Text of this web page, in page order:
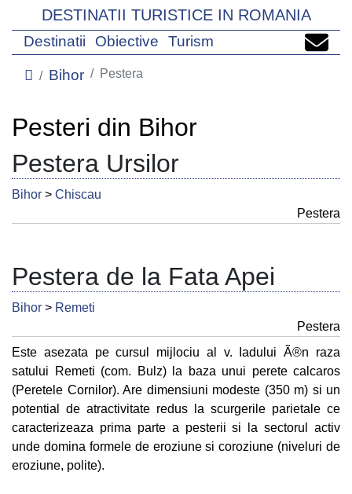
DESTINATII TURISTICE IN ROMANIA
Destinatii Obiective Turism
Bihor Pestera
Pesteri din Bihor
Pestera Ursilor
Bihor > Chiscau
Pestera
Pestera de la Fata Apei
Bihor > Remeti
Pestera
Este asezata pe cursul mijlociu al v. Iadului Ã®n raza
satului Remeti (com. Bulz) la baza unui perete calcaros
(Peretele Cornilor). Are dimensiuni modeste (350 m) si un
potential de atractivitate redus la scurgerile parietale ce
caracterizeaza prima parte a pesterii si la sectorul activ
unde domina formele de eroziune si coroziune (niveluri de
eroziune, polite).